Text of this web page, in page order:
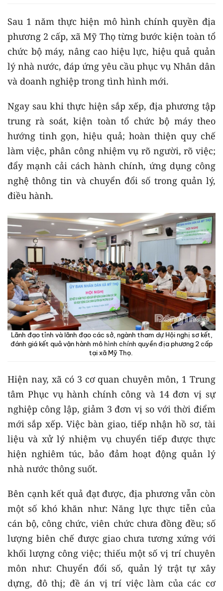
Sau 1 năm thực hiện mô hình chính quyền địa
phương 2 cấp, xã Mỹ Thọ từng bước kiện toàn tổ
chức bộ máy, nâng cao hiệu lực, hiệu quả quản
lý nhà nước, đáp ứng yêu cầu phục vụ Nhân dân
và doanh nghiệp trong tình hình mới.
Ngay sau khi thực hiện sắp xếp, địa phương tập
trung rà soát, kiện toàn tổ chức bộ máy theo
hướng tinh gọn, hiệu quả; hoàn thiện quy chế
làm việc, phân công nhiệm vụ rõ người, rõ việc;
đẩy mạnh cải cách hành chính, ứng dụng công
nghệ thông tin và chuyển đổi số trong quản lý,
điều hành.
Lãnh đạo tỉnh và lãnh đạo các sở, ngành tham dự Hội nghị sơ kết,
đánh giá kết quả vận hành mô hình chính quyền địa phương 2 cấp
tại xã Mỹ Thọ.
Hiện nay, xã có 3 cơ quan chuyên môn, 1 Trung
tâm Phục vụ hành chính công và 14 đơn vị sự
nghiệp công lập, giảm 3 đơn vị so với thời điểm
mới sắp xếp. Việc bàn giao, tiếp nhận hồ sơ, tài
liệu và xử lý nhiệm vụ chuyển tiếp được thực
hiện nghiêm túc, bảo đảm hoạt động quản lý
nhà nước thông suốt.
Bên cạnh kết quả đạt được, địa phương vẫn còn
một số khó khăn như: Năng lực thực tiễn của
cán bộ, công chức, viên chức chưa đồng đều; số
lượng biên chế được giao chưa tương xứng với
khối lượng công việc; thiếu một số vị trí chuyên
môn như: Chuyển đổi số, quản lý trật tự xây
dựng, đô thị; đề án vị trí việc làm của các cơ